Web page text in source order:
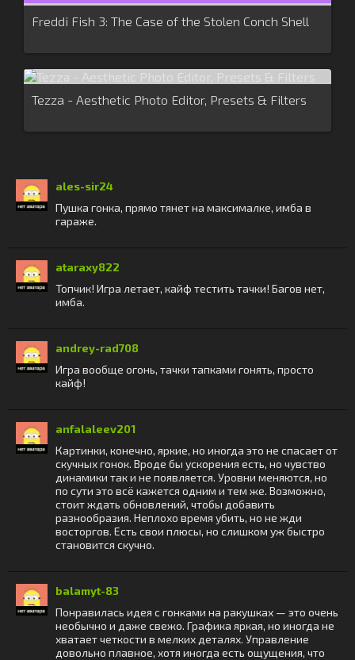
Freddi Fish 3: The Case of the Stolen Conch Shell
Tezza - Aesthetic Photo Editor, Presets & Filters
ales-sir24
Пушка гонка, прямо тянет на максималке, имба в
гараже.
ataraxy822
Топчик! Игра летает, кайф тестить тачки! Багов нет,
имба.
andrey-rad708
Игра вообще огонь, тачки тапками гонять, просто
кайф!
anfalaleev201
Картинки, конечно, яркие, но иногда это не спасает от
скучных гонок. Вроде бы ускорения есть, но чувство
динамики так и не появляется. Уровни меняются, но
по сути это всё кажется одним и тем же. Возможно,
стоит ждать обновлений, чтобы добавить
разнообразия. Неплохо время убить, но не жди
восторгов. Есть свои плюсы, но слишком уж быстро
становится скучно.
balamyt-83
Понравилась идея с гонками на ракушках — это очень
необычно и даже свежо. Графика яркая, но иногда не
хватает четкости в мелких деталях. Управление
довольно плавное, хотя иногда есть ощущения, что